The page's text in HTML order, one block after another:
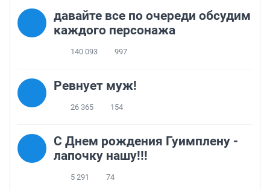
давайте все по очереди обсудим
каждого персонажа
140 093 997
Ревнует муж!
26 365 154
С Днем рождения Гуимплену -
лапочку нашу!!!
5 291 74